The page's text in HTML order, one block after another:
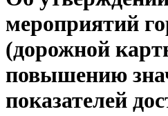
мероприятий
(дорожной
повышению
показателей